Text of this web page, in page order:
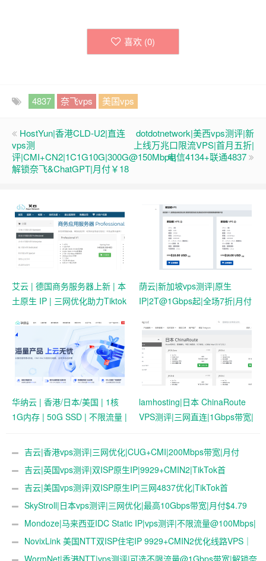
喜欢 (0)
4837 奈飞vps 美国vps
HostYun|香港CLD-U2|直连
vps测
评|CMI+CN2|1C1G10G|300G@150Mbps|
解锁奈飞&ChatGPT|月付￥18
dotdotnetwork|美西vps测评|新
上线万兆口限流VPS|首月五折|
电信4134+联通4837
艾云 | 德国商务服务器上新 | 本
土原生 IP | 三网优化助力Tiktok
荫云|新加坡vps测评|原生
IP|2T@1Gbps起|全场7折|月付
连
华纳云 | 香港/日本/美国 | 1核
1G内存 | 50G SSD | 不限流量 |
lamhosting|日本 ChinaRoute
VPS测评|三网直连|1Gbps带宽|
&ChatGPT
吉云|香港vps测评|三网优化|CUG+CMI|200Mbps带宽|月付
￥42吉云|英国vps测评|双ISP原生IP|9929+CMIN2|TikTok首
选|1T@1Gbps|月付￥47
吉云|美国vps测评|双ISP原生IP|三网4837优化|TikTok首
选|1T@1Gbps|月付￥42
SkyStroll|日本vps测评|三网优化|最高10Gbps带宽|月付$4.79
起 Mondoze|马来西亚IDC Static IP|vps测评|不限流量@100Mbps|
解锁奈飞&tiktok&chatgpt|电信直连
NovixLink 美国NTT双ISP住宅IP 9929+CMIN2优化线路VPS｜